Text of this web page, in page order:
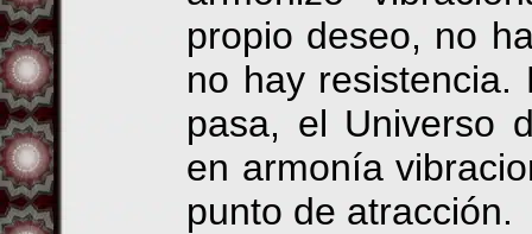
propio deseo, no
no hay
pasa, el Universo
en armonía
punto de atracción.